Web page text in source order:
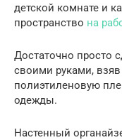
детской комнате и
пространство на
Достаточно просто
своими руками,
полиэтиленовую
одежды.
Настенный